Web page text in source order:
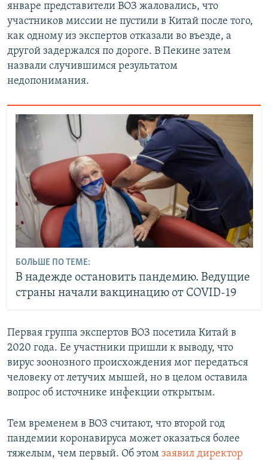
январе представители ВОЗ жаловались, что
участников миссии не пустили в Китай после того,
как одному из экспертов отказали во въезде, а
другой задержался по дороге. В Пекине затем
назвали случившимся результатом
недопонимания.
БОЛЬШЕ ПО ТЕМЕ:
В надежде остановить пандемию. Ведущие
страны начали вакцинацию от COVID-19
Первая группа экспертов ВОЗ посетила Китай в
2020 года. Ее участники пришли к выводу, что
вирус зоонозного происхождения мог передаться
человеку от летучих мышей, но в целом оставила
вопрос об источнике инфекции открытым.
Тем временем в ВОЗ считают, что второй год
пандемии коронавируса может оказаться более
тяжелым, чем первый. Об этом заявил директор